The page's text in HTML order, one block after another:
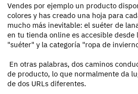
Vendes por ejemplo un producto
colores y has creado una hoja para
mucho más inevitable: el suéter de
en tu tienda online es accesible desde
"suéter" y la categoría "ropa de
En otras palabras, dos caminos
de producto, lo que normalmente da
de dos URLs diferentes.